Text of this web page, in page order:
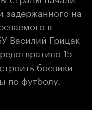
задержанного на
в
Василий Грицак
15
боевики
по футболу.